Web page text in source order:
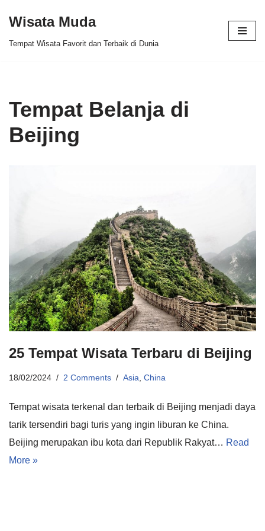
Wisata Muda
Tempat Wisata Favorit dan Terbaik di Dunia
Tempat Belanja di
Beijing
25 Tempat Wisata Terbaru di Beijing
18/02/2024 2 Comments Asia China
Tempat wisata terkenal dan terbaik di Beijing menjadi daya
tarik tersendiri bagi turis yang ingin liburan ke China.
Beijing merupakan ibu kota dari Republik Rakyat… Read
More »